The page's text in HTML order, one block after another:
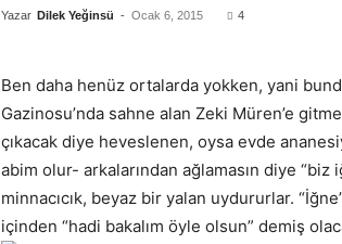
Yazar Dilek Yeğinsü - Ocak 6, 2015 4
Ben daha henüz ortalarda yokken, yani
Gazinosu’nda sahne alan Zeki Müren’e
çıkacak diye heveslenen, oysa evde
abim olur- arkalarından ağlamasın diye
minnacıcık, beyaz bir yalan uydururlar.
içinden “hadi bakalım öyle olsun” demiş